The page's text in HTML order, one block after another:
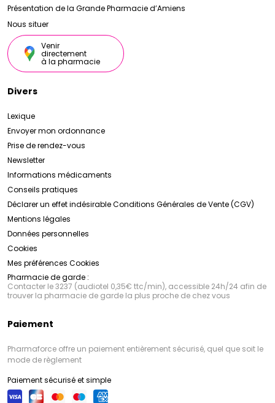
Présentation de la Grande Pharmacie d’Amiens
Nous situer
Venir
directement
à la pharmacie
Divers
Lexique
Envoyer mon ordonnance
Prise de rendez-vous
Newsletter
Informations médicaments
Conseils pratiques
Déclarer un effet indésirableConditions Générales de Vente (CGV)
Mentions légales
Données personnelles
Cookies
Mes préférences Cookies
Pharmacie de garde :
Contacter le 3237 (audiotel 0,35€ ttc/min), accessible 24h/24 afin de
trouver la pharmacie de garde la plus proche de chez vous
Paiement
Pharmaforce offre un paiement entièrement sécurisé, quel que soit le
mode de règlement
Paiement sécurisé et simple